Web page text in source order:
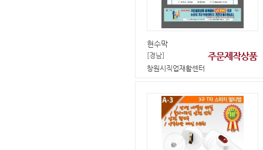
현수막
[경남] 주문제작상품
창원시직업재활센터